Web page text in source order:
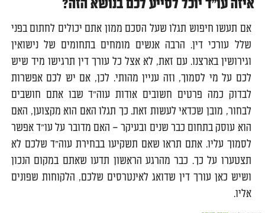
איזה עו"ד יוכל לסייע לכם בנושא הזה?
אם תעשו חיפוש תגלו שעל הסכם ממון אתם יכולים לחתום בפני
שלל עורכי דין. הרבה אנשים מומחים בתחומים של נישואין
וגירושין בארצנו. עם זאת, לא אצל כל עורך דין תרגישו מיד שיש
לכם על מי לסמוך, וזה עניין מהותי. לכן, אם יש לכם אפשרות
לבדוק כמה פרטים חשובים אודות עוה"ד שבו אתם חושבים
לבחור, מובן שכדאי לעשות זאת. כך תגלו האם הוא מקצוען, האם
הוא עוסק בתחום כבר שנים ובעיקר – האם מדובר על עו"ד אפשר
לסמוך עליו. אתם תראו שאם תשקיעו בבחירת עוה"ד שלכם לא
תצטערו על כך. כבר מהרגע הראשון תדעו שאתם במקום הנכון
ושיש כאן עורך דין שדואג לאינטרסים שלכם, הלקוחות שפונים
אליו.